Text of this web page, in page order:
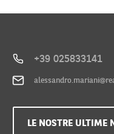
+39 025833141
LE NOSTRE ULTIME